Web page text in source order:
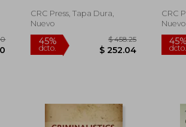
CRC Press, Tapa Dura,
Nuevo
CRC
Nuevo